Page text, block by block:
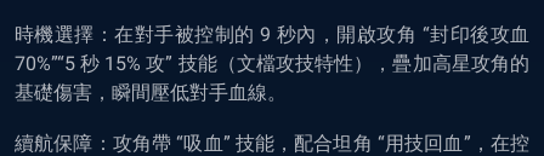
時機選擇：在對手被控制的 9 秒內，開啟攻角 “封印後攻血
70%”“5 秒 15% 攻” 技能（文檔攻技特性），疊加高星攻角的
基礎傷害，瞬間壓低對手血線。
續航保障：攻角帶 “吸血” 技能，配合坦角 “用技回血”，在控